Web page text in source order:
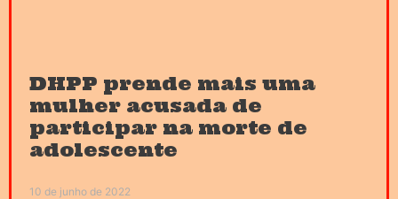
DHPP prende mais uma
mulher acusada de
participar na morte de
adolescente
10 de junho de 2022